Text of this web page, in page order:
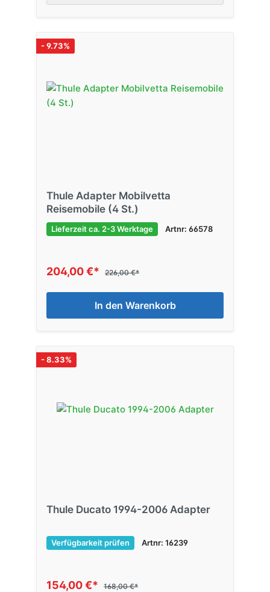
- 9.73%
Thule Adapter Mobilvetta
Reisemobile (4 St.)
Lieferzeit ca. 2-3 Werktage Artnr: 66578
204,00 €* 226,00 €*
In den Warenkorb
- 8.33%
Thule Ducato 1994-2006 Adapter
Verfügbarkeit prüfen Artnr: 16239
154,00 €* 168,00 €*